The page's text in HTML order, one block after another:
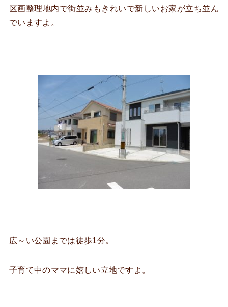
区画整理地内で街並みもきれいで新しいお家が立ち並ん
でいますよ。
広～い公園までは徒歩1分。
子育て中のママに嬉しい立地ですよ。